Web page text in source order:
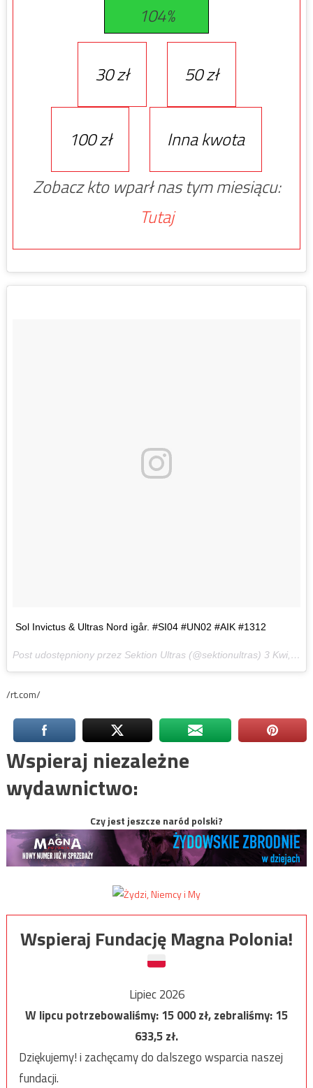
104%
30 zł 50 zł
100 zł
Inna kwota
Zobacz kto wparł nas tym miesiącu:
Tutaj
Sol Invictus & Ultras Nord igår. #SI04 #UN02 #AIK #1312
Post udostępniony przez Sektion Ultras (@sektionultras) 3 Kwi, 2017 o 4:11 PDT
/rt.com/
Wspieraj niezależne
wydawnictwo:
Czy jest jeszcze naród polski?
Wspieraj Fundację Magna Polonia!
Lipiec 2026
W lipcu potrzebowaliśmy:15 000zł, zebraliśmy:15
633,5zł.
Dziękujemy! i zachęcamy do dalszego wsparcia naszej
fundacji.